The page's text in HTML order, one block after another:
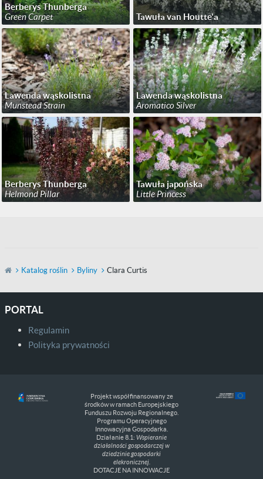
Berberys Thunberga
Green Carpet
Tawuła van Houtte'a
Lawenda wąskolistna
Munstead Strain
Lawenda wąskolistna
Aromatico Silver
Berberys Thunberga
Helmond Pillar
Tawuła japońska
Little Princess
Katalog roślin Byliny Clara Curtis
PORTAL
Regulamin
Polityka prywatności
Projekt współfinansowany ze
środków w ramach Europejskiego
Funduszu Rozwoju Regionalnego.
Programu Operacyjnego
Innowacyjna Gospodarka.
Działanie 8.1: Wspieranie
działalności gospodarczej w
dziedzinie gospodarki
elekronicznej.
DOTACJE NA INNOWACJE